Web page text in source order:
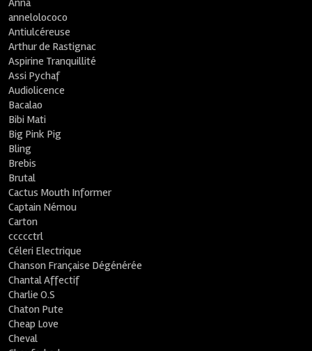
Anna
annelolococo
Antiulcéreuse
Arthur de Rastignac
Aspirine Tranquillité
Assi Pychaf
Audiolicence
Bacalao
Bibi Mati
Big Pink Pig
Bling
Brebis
Brutal
Cactus Mouth Informer
Captain Némou
Carton
ccccctrl
Céleri Electrique
Chanson Française Dégénérée
Chantal Affectif
Charlie O.S
Chaton Pute
Cheap Love
Cheval